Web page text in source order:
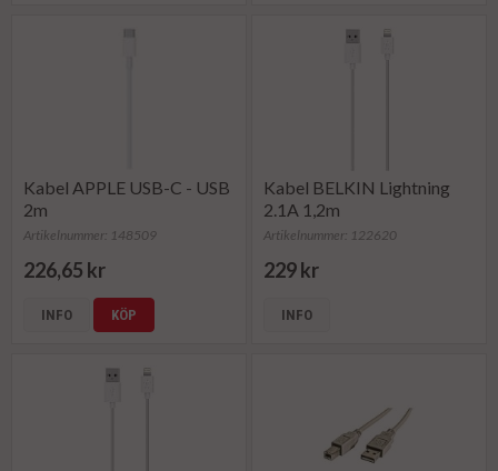
Kabel APPLE USB-C - USB
2m
Artikelnummer: 148509
226,65 kr
INFO KÖP
Kabel BELKIN Lightning
2.1A 1,2m
Artikelnummer: 122620
229 kr
INFO